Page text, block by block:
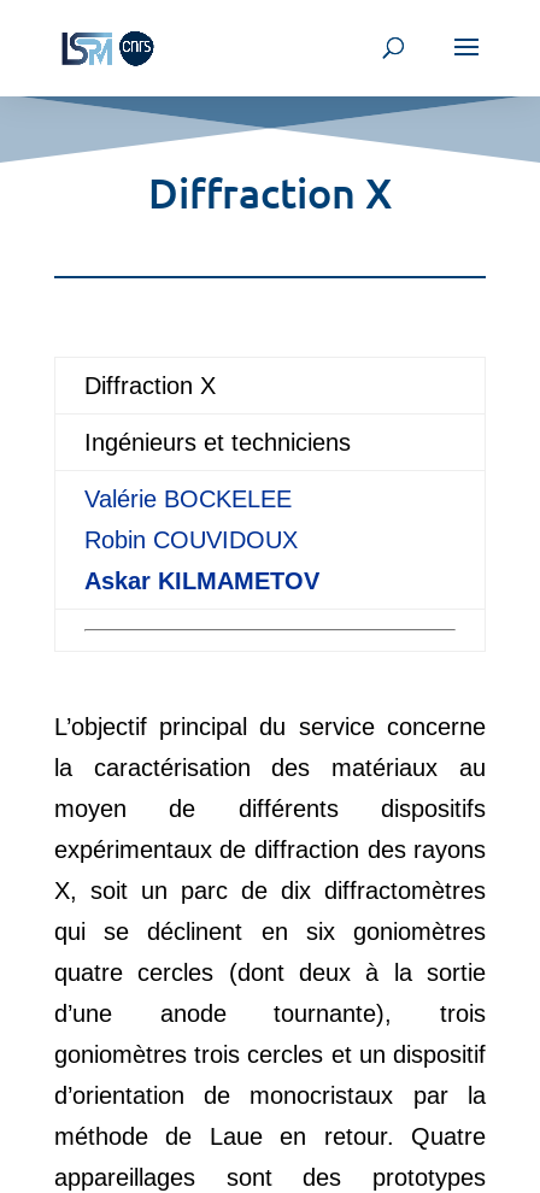
Diffraction X
Diffraction X
Ingénieurs et techniciens
Valérie BOCKELEE
Robin COUVIDOUX
Askar KILMAMETOV
L’objectif principal du service concerne
la caractérisation des matériaux au
moyen de différents dispositifs
expérimentaux de diffraction des rayons
X, soit un parc de dix diffractomètres
qui se déclinent en six goniomètres
quatre cercles (dont deux à la sortie
d’une anode tournante), trois
goniomètres trois cercles et un dispositif
d’orientation de monocristaux par la
méthode de Laue en retour. Quatre
appareillages sont des prototypes